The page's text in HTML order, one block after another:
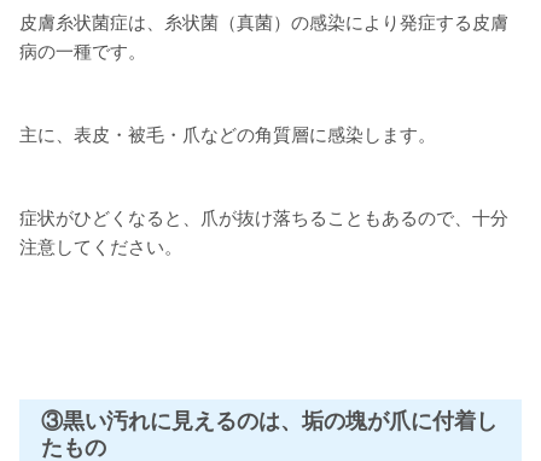
皮膚糸状菌症は、糸状菌（真菌）の感染により発症する皮膚
病の一種です。
主に、表皮・被毛・爪などの角質層に感染します。
症状がひどくなると、爪が抜け落ちることもあるので、十分
注意してください。
③黒い汚れに見えるのは、垢の塊が爪に付着し
たもの